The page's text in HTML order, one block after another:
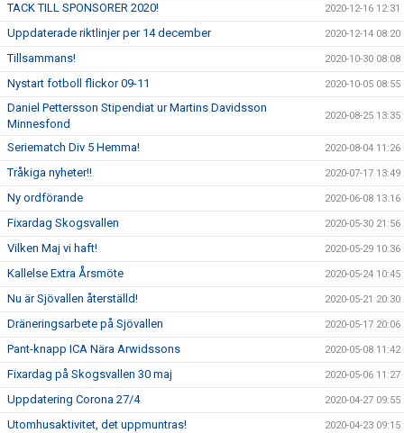
TACK TILL SPONSORER 2020! 2020-12-16 12:31
Uppdaterade riktlinjer per 14 december 2020-12-14 08:20
Tillsammans! 2020-10-30 08:08
Nystart fotboll flickor 09-11 2020-10-05 08:55
Daniel Pettersson Stipendiat ur Martins Davidsson
Minnesfond
2020-08-25 13:35
Seriematch Div 5 Hemma! 2020-08-04 11:26
Tråkiga nyheter!! 2020-07-17 13:49
Ny ordförande 2020-06-08 13:16
Fixardag Skogsvallen 2020-05-30 21:56
Vilken Maj vi haft! 2020-05-29 10:36
Kallelse Extra Årsmöte 2020-05-24 10:45
Nu är Sjövallen återställd! 2020-05-21 20:30
Dräneringsarbete på Sjövallen 2020-05-17 20:06
Pant-knapp ICA Nära Arwidssons 2020-05-08 11:42
Fixardag på Skogsvallen 30 maj 2020-05-06 11:27
Uppdatering Corona 27/4 2020-04-27 09:55
Utomhusaktivitet, det uppmuntras! 2020-04-23 09:15